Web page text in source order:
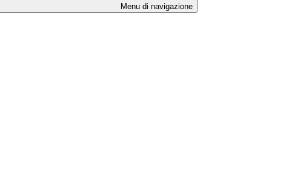
Menu di navigazione